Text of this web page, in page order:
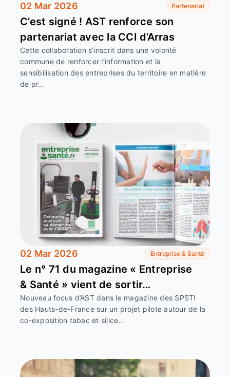
02 Mar 2026 Partenariat
C’est signé ! AST renforce son
partenariat avec la CCI d’Arras
Cette collaboration s’inscrit dans une volonté
commune de renforcer l’information et la
sensibilisation des entreprises du territoire en matière
de pr…
02 Mar 2026 Entreprise & Santé
Le n° 71 du magazine « Entreprise
& Santé » vient de sortir…
Nouveau focus d’AST dans le magazine des SPSTI
des Hauts-de-France sur un projet pilote autour de la
co-exposition tabac et silice…